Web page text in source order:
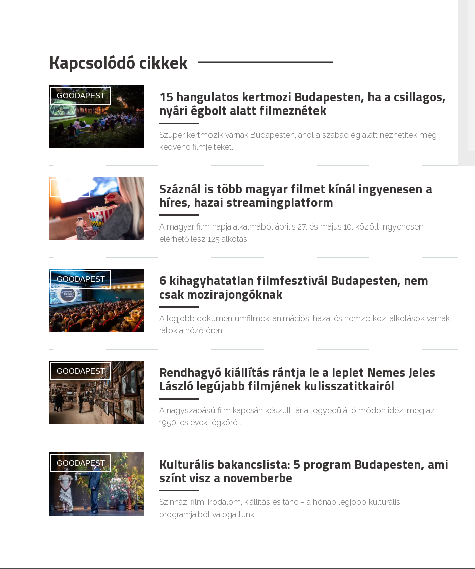
Kapcsolódó cikkek
GOODAPEST 15 hangulatos kertmozi Budapesten, ha a csillagos,
nyári égbolt alatt filmeznétek
Szuper kertmozik várnak Budapesten, ahol a szabad ég alatt nézhetitek meg
kedvenc filmjeiteket.
FILMEK Száznál is több magyar filmet kínál ingyenesen a
híres, hazai streamingplatform
A magyar film napja alkalmából április 27. és május 10. között ingyenesen
elérhető lesz 125 alkotás.
GOODAPEST 6 kihagyhatatlan filmfesztivál Budapesten, nem
csak mozirajongóknak
A legjobb dokumentumfilmek, animációs, hazai és nemzetközi alkotások várnak
rátok a nézőtéren.
GOODAPEST Rendhagyó kiállítás rántja le a leplet Nemes Jeles
László legújabb filmjének kulisszatitkairól
A nagyszabású film kapcsán készült tárlat egyedülálló módon idézi meg az
1950-es évek légkörét.
GOODAPEST Kulturális bakancslista: 5 program Budapesten, ami
színt visz a novemberbe
Színház, film, irodalom, kiállítás és tánc – a hónap legjobb kulturális
programjaiból válogattunk.